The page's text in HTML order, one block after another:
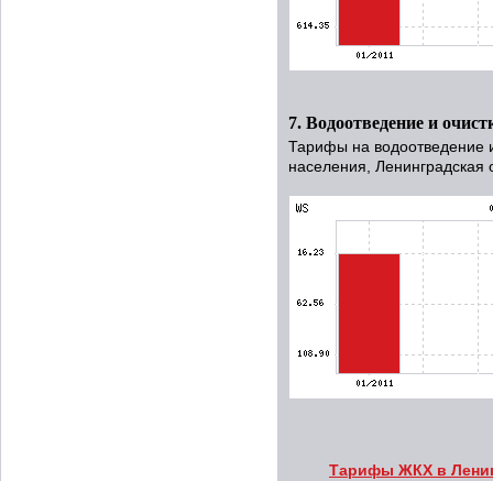
7. Водоотведение и
Тарифы на водоотведение
населения, Ленинградская
Тарифы ЖКХ в